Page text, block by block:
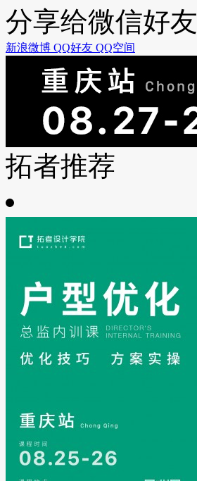
分享给微信好友
新浪微博 QQ好友 QQ空间
拓者推荐